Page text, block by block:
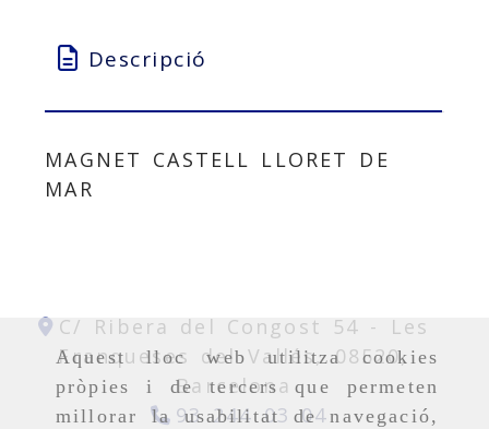
Aquest lloc web utilitza cookies
pròpies i de tercers que permeten
millorar la usabilitat de navegació,
Descripció
MAGNET CASTELL LLORET DE
MAR
C/ Ribera del Congost 54 -
Les
Franqueses del Vallés,08520,
Barcelona
93 244 03 04